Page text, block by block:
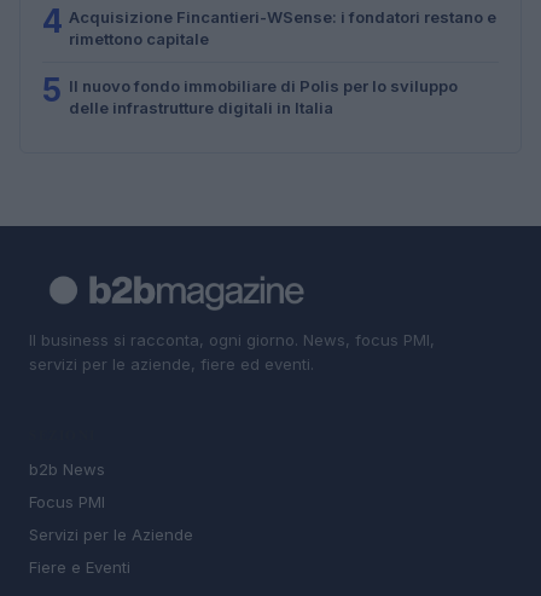
4 Acquisizione Fincantieri-WSense: i fondatori restano e
rimettono capitale
5 Il nuovo fondo immobiliare di Polis per lo sviluppo
delle infrastrutture digitali in Italia
Il business si racconta, ogni giorno. News, focus PMI,
servizi per le aziende, fiere ed eventi.
b2b News
Focus PMI
Servizi per le Aziende
Fiere e Eventi